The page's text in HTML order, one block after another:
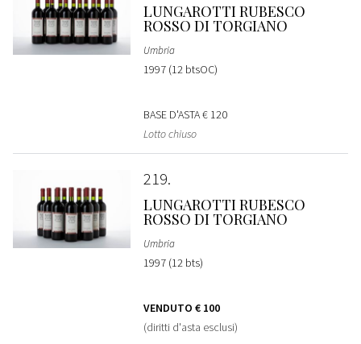
LUNGAROTTI RUBESCO
ROSSO DI TORGIANO
Umbria
1997 (12 btsOC)
BASE D'ASTA€ 120
Lotto chiuso
219
LUNGAROTTI RUBESCO
ROSSO DI TORGIANO
Umbria
1997 (12 bts)
VENDUTO € 100
(diritti d'asta esclusi)